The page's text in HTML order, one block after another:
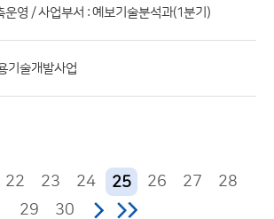
운영 / 사업부서 : 예보기술분석과(1분기)
기술개발사업
22 23 24 25 26 27
28
29
30